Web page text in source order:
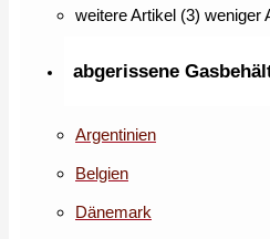
weitere Artikel (3) weniger
abgerissene
Argentinien
Belgien
Dänemark